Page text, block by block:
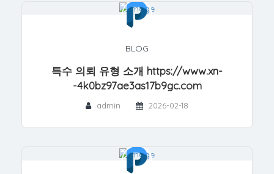
BLOG
특수 의뢰 유형 소개 https://www.xn-
-4k0bz97ae3as17b9gc.com
admin 2026-02-18